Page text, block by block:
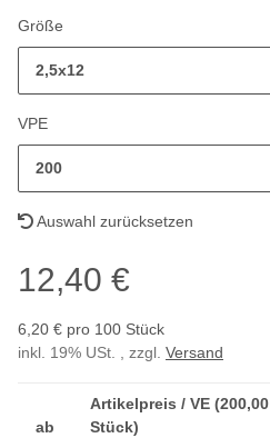
Größe
2,5x12
VPE
200
Auswahl zurücksetzen
12,40 €
6,20 € pro 100 Stück
inkl. 19% USt. , zzgl. Versand
ab
Artikelpreis / VE (200,00
Stück)